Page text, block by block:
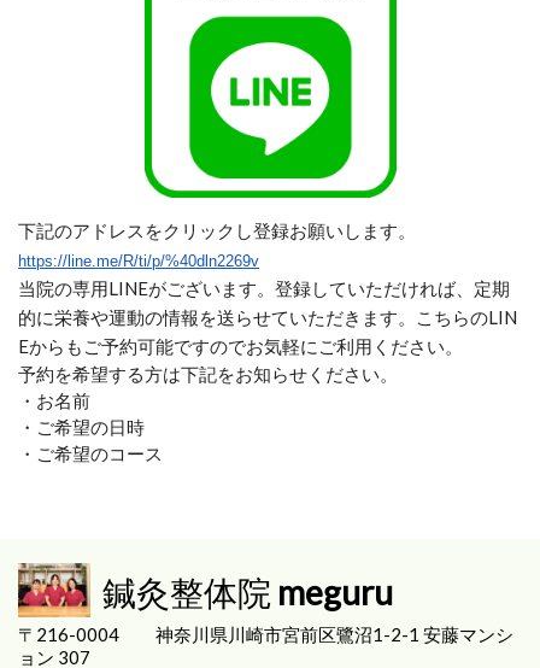
下記のアドレスをクリックし登録お願いします。
https://line.me/R/ti/p/%40dln2269v
当院の専用LINEがございます。登録していただければ、定期
的に栄養や運動の情報を送らせていただきます。こちらのLIN
Eからもご予約可能ですのでお気軽にご利用ください。
予約を希望する方は下記をお知らせください。
・お名前
・ご希望の日時
・ご希望のコース
鍼灸整体院 meguru
〒216-0004 神奈川県川崎市宮前区鷺沼1-2-1 安藤マンシ
ョン 307